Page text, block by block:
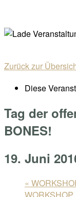
content
Menu
Zurück zur
Diese
Tag der
BONES!
19. Juni
«
WORKSHOP